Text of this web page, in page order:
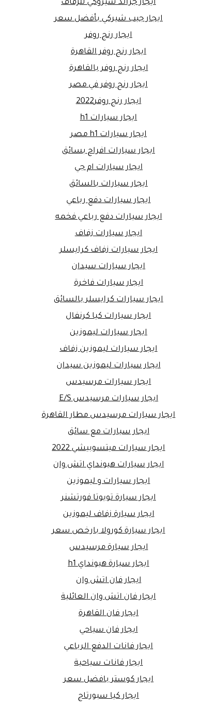
ايجار جراند شيروكي للزفاف
ايجار جيب شيركي بأفضل سعر
ايجار رنج روفر
ايجار رنج روفر القاهرة
ايجار رنج روفر بالقاهرة
ايجار رنج روفر في مصر
ايجار رنج روفر2022
ايجار سيارات h1
ايجار سيارات h1 مصر
ايجار سيارات افراح بسائق
ايجار سيارات ام جي
ايجار سيارات بالسائق
ايجار سيارات دفع رباعي
ايجار سيارات دفع رباعي فخمه
ايجار سيارات زفاف
ايجار سيارات زفاف كرايسلر
ايجار سيارات سيدان
ايجار سيارات فاخرة
ايجار سيارات كرايسلر بالسائق
ايجار سيارات كيا كرنفال
ايجار سيارات ليموزين
ايجار سيارات ليموزين زفاف
ايجار سيارات ليموزين سيدان
ايجار سيارات مرسيدس
ايجار سيارات مرسيدس E/S
ايجار سيارات مرسيدس مطار القاهرة
ايجار سيارات مع سائق
ايجار سيارات ميتسوبيشي 2022
ايجار سيارات هيونداي اتش وان
ايجار سيارات و ليموزين
ايجار سيارة تويوتا فورتشنر
ايجار سيارة زفاف ليموزين
ايجار سيارة كورولا بارخص سعر
ايجار سيارة مرسيدس
ايجار سيارة هيونداي h1
ايجار فان اتش وان
ايجار فان اتش وان العائلية
ايجار فان القاهرة
ايجار فان سياحي
ايجار فانات الدفع الرباعي
ايجار فانات سياحية
ايجار كوستر بافضل سعر
ايجار كيا سبورتاج